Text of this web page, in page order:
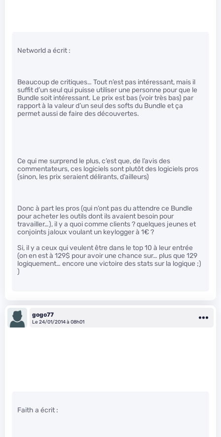
Networld a écrit :
Beaucoup de critiques… Tout n’est pas intéressant, mais il
suffit d’un seul qui puisse utiliser une personne pour que le
Bundle soit intéressant. Le prix est bas (voir très bas) par
rapport à la valeur d’un seul des softs du Bundle et ça
permet aussi de faire des découvertes.
Ce qui me surprend le plus, c’est que, de l’avis des
commentateurs, ces logiciels sont plutôt des logiciels pros
(sinon, les prix seraient délirants, d’ailleurs)
Donc à part les pros (qui n’ont pas du attendre ce Bundle
pour acheter les outils dont ils avaient besoin pour
travailler…), il y a quoi comme clients ? quelques jeunes et
conjoints jaloux voulant un keylogger à 1€ ?
Si, il y a ceux qui veulent être dans le top 10 à leur entrée
(on en est à 129$ pour avoir une chance sur… plus que 129
logiquement… encore une victoire des stats sur la logique ;)
)
gogo77
Le 24/01/2014 à 08h01
Faith a écrit :